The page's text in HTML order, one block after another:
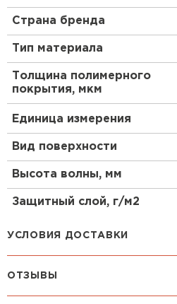
Страна бренда
Тип материала
Толщина полимерного
покрытия, мкм
Единица измерения
Вид поверхности
Высота волны, мм
Защитный слой, г/м2
УСЛОВИЯ ДОСТАВКИ
ОТЗЫВЫ